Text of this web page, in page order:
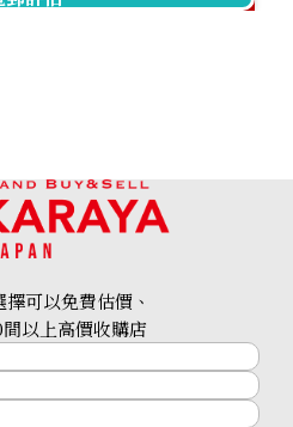
可以免費估價、
以上高價收購店